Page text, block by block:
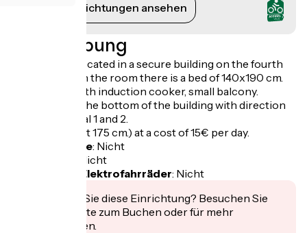
Ihre Verpflichtungen ansehen
Beschreibung
The studio is located in a secure building on the fourth
floor with lift. In the room there is a bed of 140x190 cm.
Kitchenette with induction cooker, small balcony.
The tram is at the bottom of the building with direction
airport terminal 1 and 2.
Parking (height 175 cm.) at a cost of 15€ per day.
Fahrradgarage: Nicht
Nicht
Aufladen für Elektrofahrräder: Nicht
Interessiert Sie diese Einrichtung? Besuchen Sie
deren Website zum Buchen oder für mehr
Informationen.